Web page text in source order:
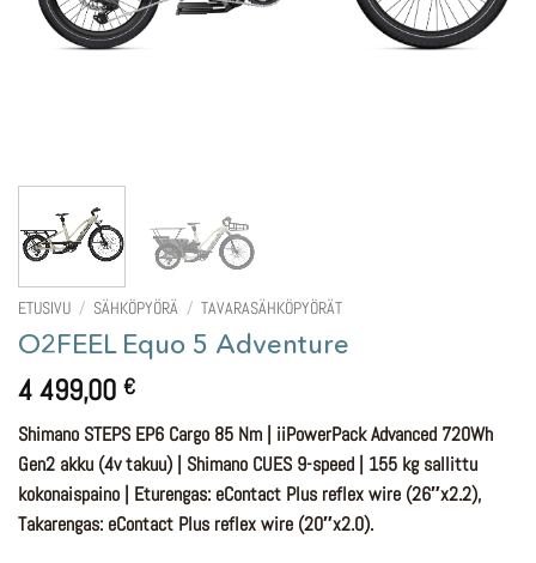
ETUSIVU / SÄHKÖPYÖRÄ / TAVARASÄHKÖPYÖRÄT
O2FEEL Equo 5 Adventure
4 499,00 €
Shimano STEPS EP6 Cargo 85 Nm | iiPowerPack Advanced 720Wh
Gen2 akku (4v takuu) | Shimano CUES 9-speed | 155 kg sallittu
kokonaispaino | Eturengas: eContact Plus reflex wire (26″x2.2),
Takarengas: eContact Plus reflex wire (20″x2.0).